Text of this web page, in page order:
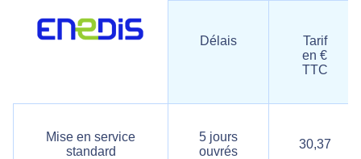
Délais
Tarif
en €
TTC
Mise en service
standard
5 jours
ouvrés
30,37